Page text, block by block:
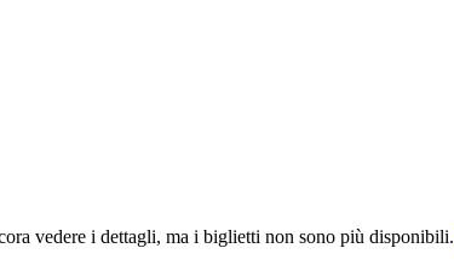
vedere i dettagli, ma i biglietti non sono più disponibili.